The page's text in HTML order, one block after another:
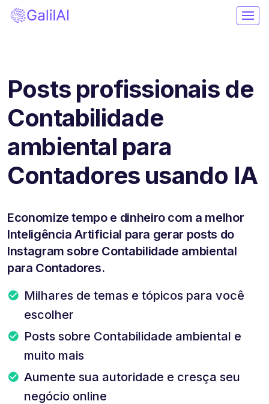
Posts profissionais de
Contabilidade
ambiental para
Contadores usando IA
Economize tempo e dinheiro com a melhor
Inteligência Artificial para gerar posts do
Instagram sobre Contabilidade ambiental
para Contadores.
Milhares de temas e tópicos para você
escolher
Posts sobre Contabilidade ambiental e
muito mais
Aumente sua autoridade e cresça seu
negócio online